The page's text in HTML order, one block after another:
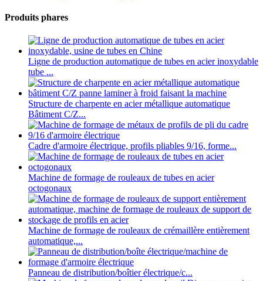
Produits phares
Ligne de production automatique de tubes en acier inoxydable
tube ...
Structure de charpente en acier métallique automatique
Bâtiment C/Z...
Cadre d'armoire électrique, profils pliables 9/16, forme...
Machine de formage de rouleaux de tubes en acier
octogonaux
Machine de formage de rouleaux de crémaillère entièrement
automatique,...
Panneau de distribution/boîtier électrique/c...